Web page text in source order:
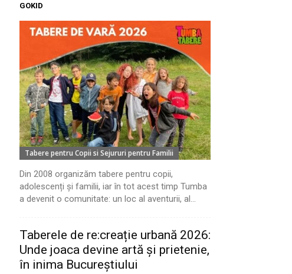
GOKID
Tabere pentru Copii si Sejururi pentru Familii
Din 2008 organizăm tabere pentru copii,
adolescenți și familii, iar în tot acest timp Tumba
a devenit o comunitate: un loc al aventurii, al...
Taberele de re:creație urbană 2026:
Unde joaca devine artă și prietenie,
în inima Bucureștiului